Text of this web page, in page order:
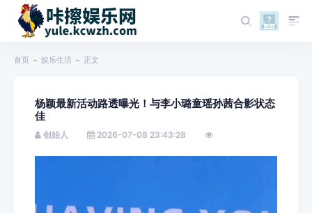
首页 娱乐生活 正文
杨颖最新活动路透曝光！与李小璐童瑶孙茜合影状态
佳
创始人 2026-07-08 23:43:28